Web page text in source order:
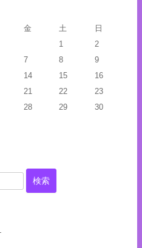
金 土
日
1
2
7 8
9
14 15
16
21 22
23
28 29
30